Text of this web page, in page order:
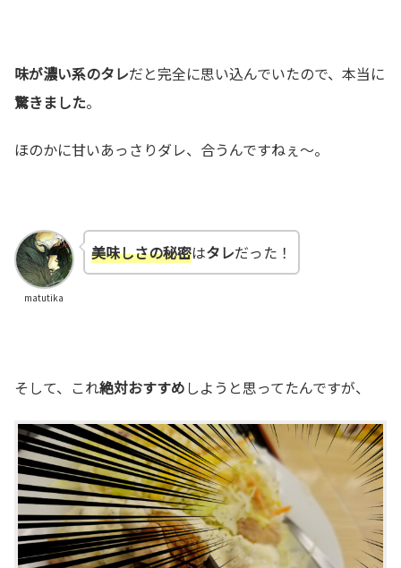
味が濃い系のタレだと完全に思い込んでいたので、本当に
驚きました。
ほのかに甘いあっさりダレ、合うんですねぇ～。
matutika
美味しさの秘密はタレだった！
そして、これ絶対おすすめしようと思ってたんですが、